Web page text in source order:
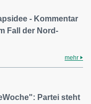
- Kommentar
Fall der Nord-
mehr
Partei steht